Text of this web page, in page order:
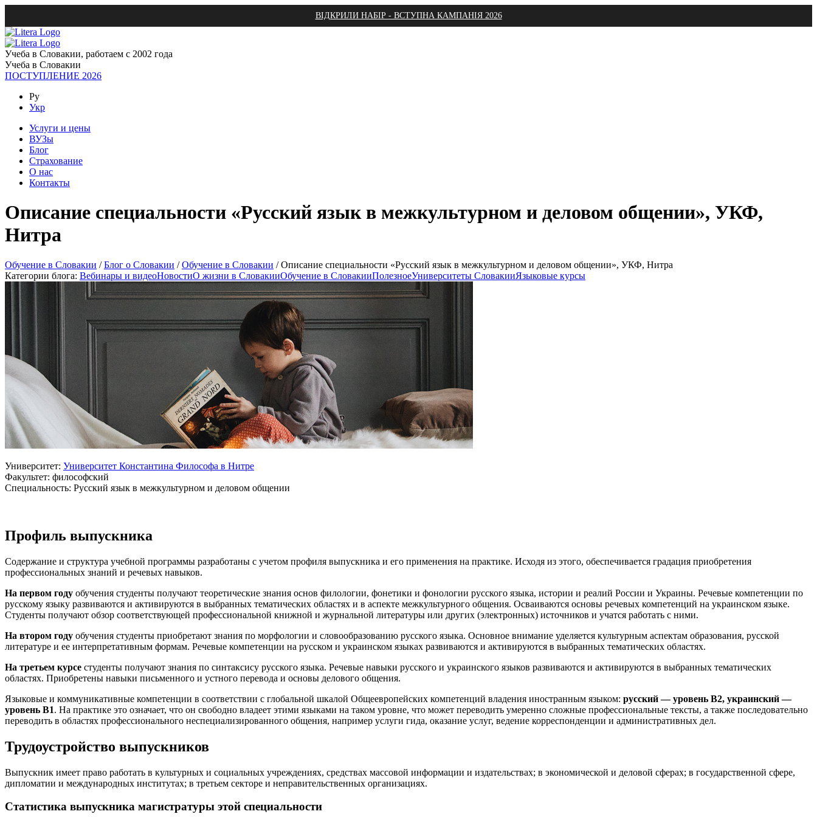
ВІДКРИЛИ НАБІР - ВСТУПНА КАМПАНІЯ 2026
Учеба в Словакии, работаем с 2002 года
Учеба в Словакии
ПОСТУПЛЕНИЕ 2026
Ру
Укр
Услуги и цены
ВУЗы
Блог
Страхование
О нас
Контакты
Описание специальности «Русский язык в межкультурном и деловом общении», УКФ,
Нитра
Обучение в Словакии /Блог о Словакии /Обучение в Словакии /Описание специальности «Русский язык в межкультурном и деловом общении», УКФ, Нитра
Категории блога: Вебинары и видеоНовостиО жизни в СловакииОбучение в СловакииПолезноеУниверситеты СловакииЯзыковые курсы
Университет: Университет Константина Философа в Нитре
Факультет: философский
Специальность: Русский язык в межкультурном и деловом общении
Профиль выпускника
Содержание и структура учебной программы разработаны с учетом профиля выпускника и его применения на практике. Исходя из этого, обеспечивается градация приобретения
профессиональных знаний и речевых навыков.
На первом году обучения студенты получают теоретические знания основ филологии, фонетики и фонологии русского языка, истории и реалий России и Украины. Речевые компетенции по
русскому языку развиваются и активируются в выбранных тематических областях и в аспекте межкультурного общения. Осваиваются основы речевых компетенций на украинском языке.
Студенты получают обзор соответствующей профессиональной книжной и журнальной литературы или других (электронных) источников и учатся работать с ними.
На втором году обучения студенты приобретают знания по морфологии и словообразованию русского языка. Основное внимание уделяется культурным аспектам образования, русской
литературе и ее интерпретативным формам. Речевые компетенции на русском и украинском языках развиваются и активируются в выбранных тематических областях.
На третьем курсе студенты получают знания по синтаксису русского языка. Речевые навыки русского и украинского языков развиваются и активируются в выбранных тематических
областях. Приобретены навыки письменного и устного перевода и основы делового общения.
Языковые и коммуникативные компетенции в соответствии с глобальной шкалой Общеевропейских компетенций владения иностранным языком: русский — уровень B2, украинский —
уровень B1. На практике это означает, что он свободно владеет этими языками на таком уровне, что может переводить умеренно сложные профессиональные тексты, а также последовательно
переводить в областях профессионального неспециализированного общения, например услуги гида, оказание услуг, ведение корреспонденции и административных дел.
Трудоустройство выпускников
Выпускник имеет право работать в культурных и социальных учреждениях, средствах массовой информации и издательствах; в экономической и деловой сферах; в государственной сфере,
дипломатии и международных институтах; в третьем секторе и неправительственных организациях.
Статистика выпускника магистратуры этой специальности